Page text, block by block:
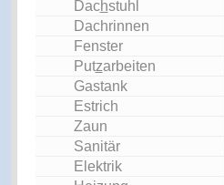
Dachstuhl
Dachrinnen
Fenster
Putzarbeiten
Gastank
Estrich
Zaun
Sanitär
Elektrik